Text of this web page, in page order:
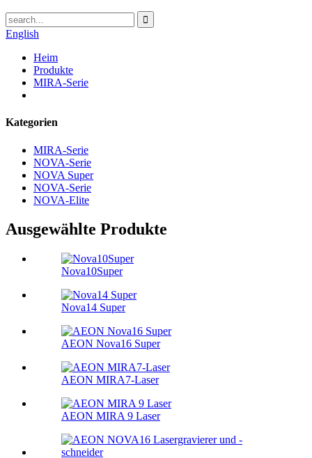
English
Heim
Produkte
MIRA-Serie
Kategorien
MIRA-Serie
NOVA-Serie
NOVA Super
NOVA-Serie
NOVA-Elite
Ausgewählte Produkte
Nova10Super
Nova14 Super
AEON Nova16 Super
AEON MIRA7-Laser
AEON MIRA 9 Laser